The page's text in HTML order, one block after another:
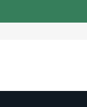
Formulár pre